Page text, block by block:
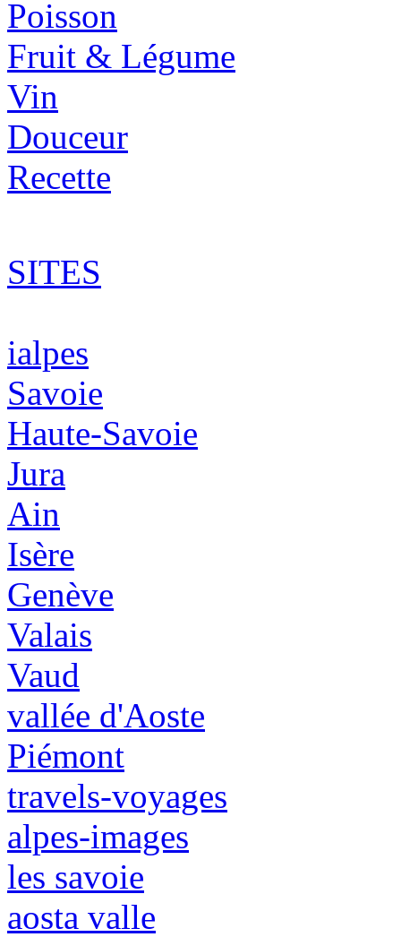
Poisson
Fruit & Légume
Vin
Douceur
Recette
SITES
ialpes
Savoie
Haute-Savoie
Jura
Ain
Isère
Genève
Valais
Vaud
vallée d'Aoste
Piémont
travels-voyages
alpes-images
les savoie
aosta valle